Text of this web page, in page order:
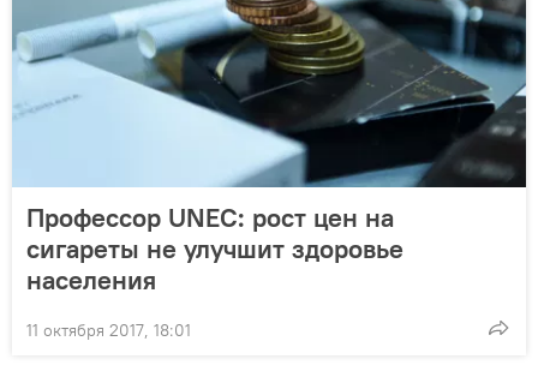
Профессор UNEC: рост цен на
сигареты не улучшит здоровье
населения
11 октября 2017, 18:01